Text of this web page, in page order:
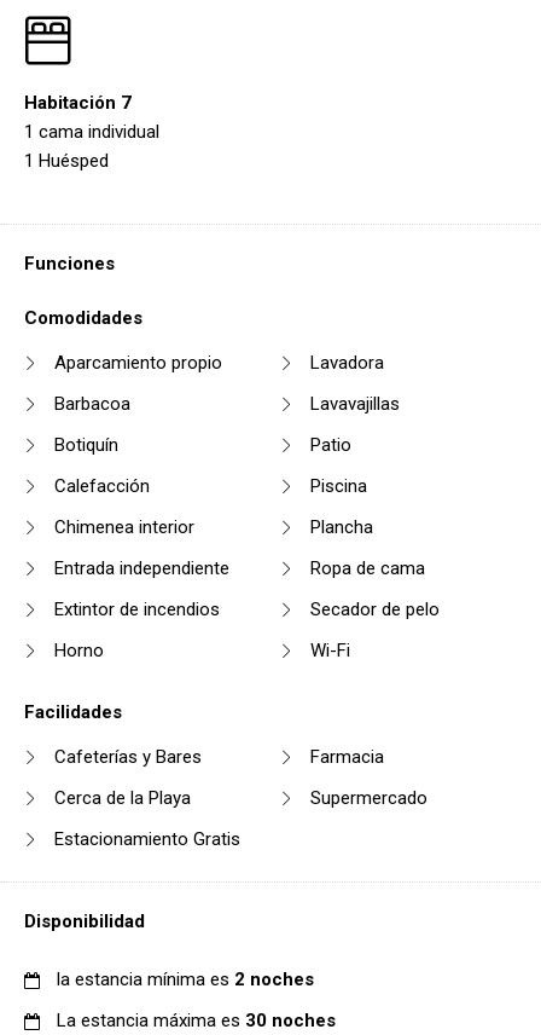
Habitación 7
1 cama individual
1 Huésped
Funciones
Comodidades
Aparcamiento propio
Barbacoa
Botiquín
Calefacción
Chimenea interior
Entrada independiente
Extintor de incendios
Horno
Lavadora
Lavavajillas
Patio
Piscina
Plancha
Ropa de cama
Secador de pelo
Wi-Fi
Facilidades
Cafeterías y Bares
Cerca de la Playa
Estacionamiento Gratis
Farmacia
Supermercado
Disponibilidad
la estancia mínima es 2 noches
La estancia máxima es 30 noches